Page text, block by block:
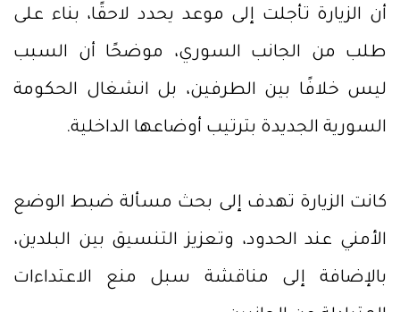
أن الزيارة تأجلت إلى موعد يحدد لاحقًا، بناء على
طلب من الجانب السوري، موضحًا أن السبب
ليس خلافًا بين الطرفين، بل انشغال الحكومة
السورية الجديدة بترتيب أوضاعها الداخلية.
كانت الزيارة تهدف إلى بحث مسألة ضبط الوضع
الأمني عند الحدود، وتعزيز التنسيق بين البلدين،
بالإضافة إلى مناقشة سبل منع الاعتداءات